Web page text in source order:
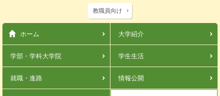
教職員向け
ホーム 大学紹介
学部・学科大学院 学生生活
就職・進路 情報公開